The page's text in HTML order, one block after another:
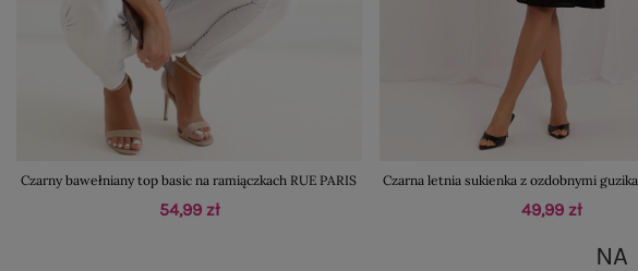
Czarny bawełniany top basic na ramiączkach RUE PARIS
54,99 zł
Czarna letnia sukienka z ozdobnymi
49,99 zł
NA